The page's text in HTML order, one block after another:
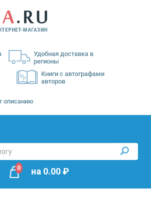
Удобная доставка в
регионы
Книги с автографами
авторов
описанию
0 на 0.00₽